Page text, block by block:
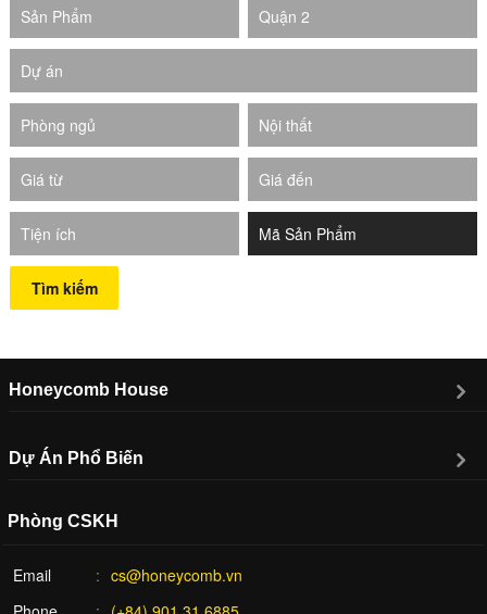
Sản Phẩm Quận 2
Dự án
Phòng ngủ Nội thất
Giá từ Giá đến
Tiện ích
Tìm kiếm
Honeycomb House
Dự Án Phổ Biến
Phòng CSKH
Email
cs@honeycomb.vn